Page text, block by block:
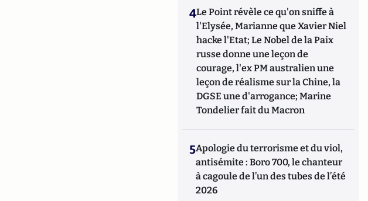
4Le Point révèle ce qu'on sniffe à
l'Elysée, Marianne que Xavier Niel
hacke l'Etat; Le Nobel de la Paix
russe donne une leçon de
courage, l'ex PM australien une
leçon de réalisme sur la Chine, la
DGSE une d'arrogance; Marine
Tondelier fait du Macron
5Apologie du terrorisme et du viol,
antisémite : Boro 700, le chanteur
à cagoule de l’un des tubes de l’été
2026